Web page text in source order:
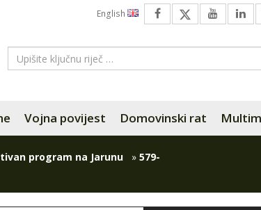
English
Vojna povijest Domovinski rat
program na Jarunu » 579-